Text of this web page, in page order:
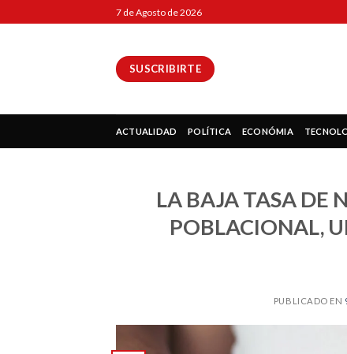
to
7 de Agosto de 2026
SUSCRIBIRTE
ACTUALIDAD POLÍTICA ECONÓMIA
LA BAJA TASA DE
POBLACIONAL,
PUBLICADO EN